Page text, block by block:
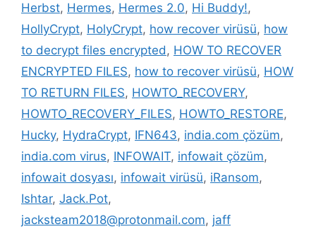
Herbst, Hermes, Hermes 2.0, Hi Buddy!,
HollyCrypt, HolyCrypt, how recover virüsü, how
to decrypt files encrypted, HOW TO RECOVER
ENCRYPTED FILES, how to recover virüsü, HOW
TO RETURN FILES, HOWTO_RECOVERY,
HOWTO_RECOVERY_FILES, HOWTO_RESTORE,
Hucky, HydraCrypt, IFN643, india.com çözüm,
india.com virus, INFOWAIT, infowait çözüm,
infowait dosyası, infowait virüsü, iRansom,
Ishtar, Jack.Pot,
jacksteam2018@protonmail.com, jaff